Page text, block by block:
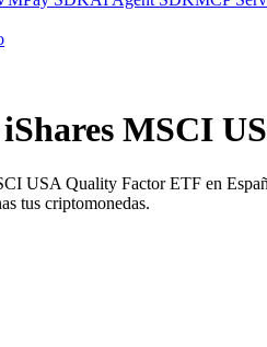
MSCI
USA Quality Factor ETF en
tus criptomonedas.